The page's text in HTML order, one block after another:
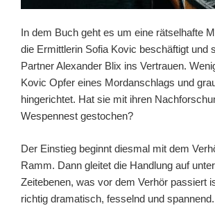
In dem Buch geht es um eine rätselhafte
die Ermittlerin Sofia Kovic beschäftigt und
Partner Alexander Blix ins Vertrauen.
Kovic Opfer eines Mordanschlags und
hingerichtet. Hat sie mit ihren
Wespennest gestochen?
Der Einstieg beginnt diesmal mit dem
Ramm. Dann gleitet die Handlung auf
Zeitebenen, was vor dem Verhör passiert
richtig dramatisch, fesselnd und